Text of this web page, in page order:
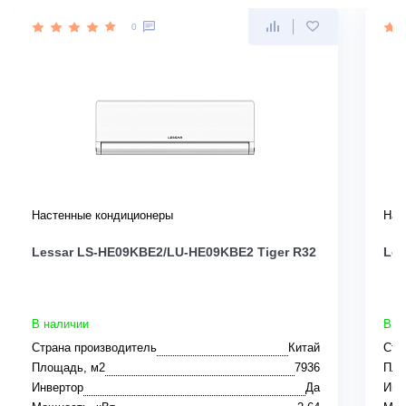
0
Настенные кондиционеры
Lessar LS-HE09KBE2/LU-HE09KBE2 Tiger R32
В наличии
Страна производитель
Китай
Площадь, м2
7936
Инвертор
Да
В